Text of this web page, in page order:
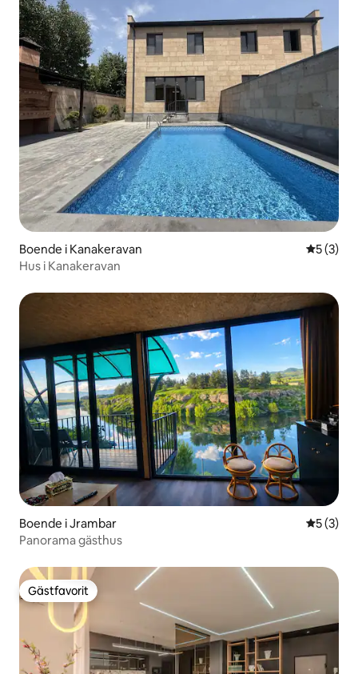
Boende i Kanakeravan 5 av 5 i
5 (3)
Hus i Kanakeravan
Boende i Jrambar 5 av 5 i
5 (3)
Panorama gästhus
Gästfavorit
Gästfavorit